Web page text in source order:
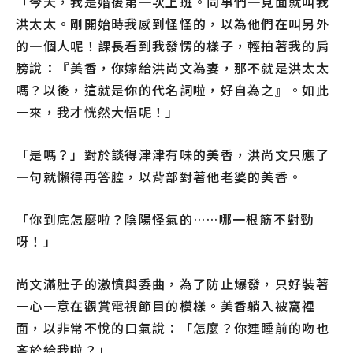
洪太太。剛開始時我感到怪怪的，以為他們在叫另外
的一個人呢！課長看到我發愣的樣子，輕拍著我的肩
膀說：『美香，你嫁給洪尚文為妻，那不就是洪太太
嗎？以後，這就是你的代名詞啦，好自為之』。如此
一來，我才恍然大悟呢！」
「是嗎？」對於談得津津有味的美香，洪尚文只應了
一句就懶得再答腔，以背部對著他老婆的美香。
「你到底怎麼啦？陰陽怪氣的……哪一根筋不對勁
呀！」
尚文滿肚子的激憤與委曲，為了防止爆發，只好裝著
一心一意在觀賞電視節目的模樣。美香躺入被窩裡
面，以非常不悅的口氣說：「怎麼？你連睡前的吻也